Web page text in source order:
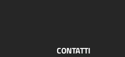
CONTATTI